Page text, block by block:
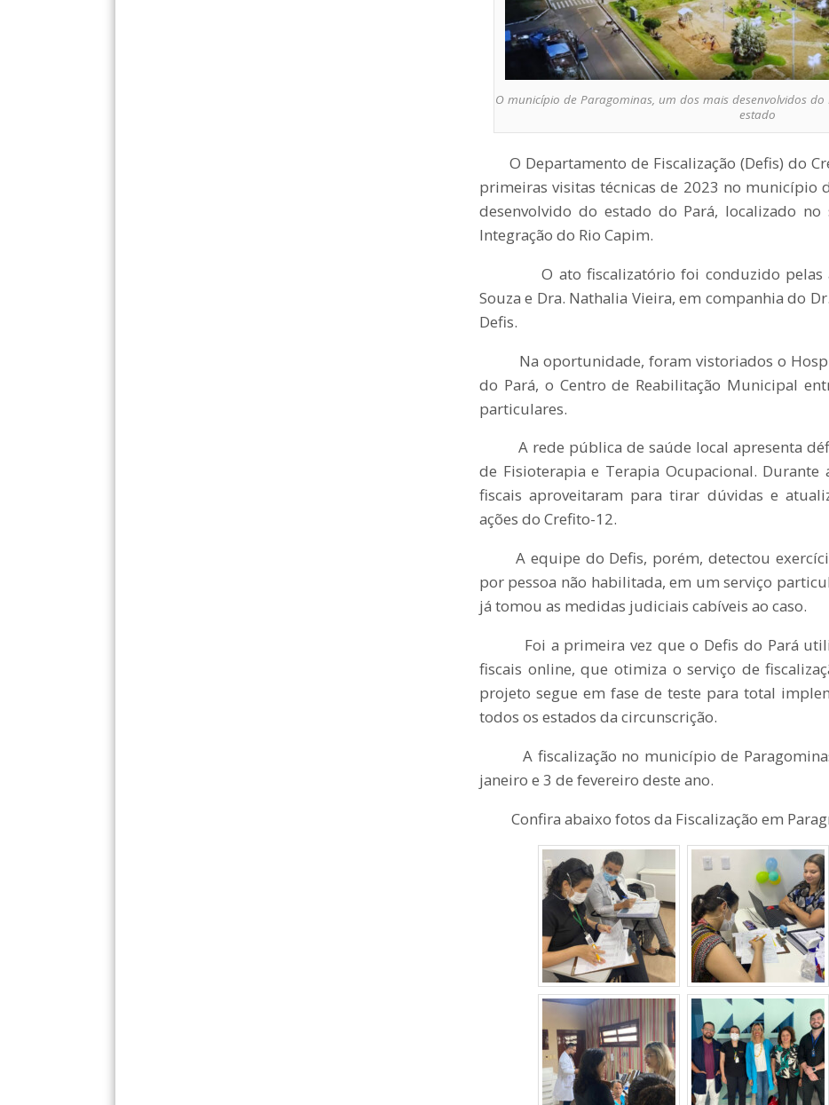
O município de Paragominas, um dos mais desenvolvidos
estado
O Departamento de Fiscalização (Defis) do
primeiras visitas técnicas de 2023 no município
desenvolvido do estado do Pará, localizado no
Integração do Rio Capim.
O ato fiscalizatório foi conduzido pelas
Souza e Dra. Nathalia Vieira, em companhia do
Defis.
Na oportunidade, foram vistoriados o
do Pará, o Centro de Reabilitação Municipal
particulares.
A rede pública de saúde local apresenta
de Fisioterapia e Terapia Ocupacional. Durante
fiscais aproveitaram para tirar dúvidas e
ações do Crefito-12.
A equipe do Defis, porém, detectou
por pessoa não habilitada, em um serviço
já tomou as medidas judiciais cabíveis ao caso.
Foi a primeira vez que o Defis do Pará
fiscais online, que otimiza o serviço de
projeto segue em fase de teste para total
todos os estados da circunscrição.
A fiscalização no município de
janeiro e 3 de fevereiro deste ano.
Confira abaixo fotos da Fiscalização em